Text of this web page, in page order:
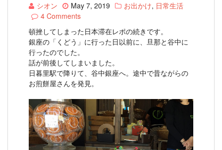
シオン May 7, 2019 お出かけ, 日常生活
4 Comments
頓挫してしまった日本滞在レポの続きです。
銀座の「くどう」に行った日以前に、旦那と谷中に
行ったのでした。
話が前後してしまいました。
日暮里駅で降りて、谷中銀座へ。途中で昔ながらの
お煎餅屋さんを発見。